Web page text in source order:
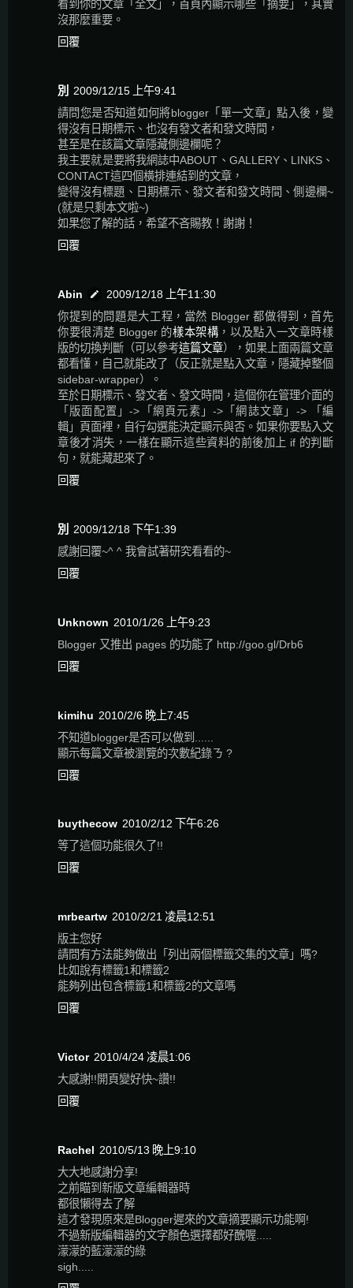
看到你的文章「全文」，首頁內顯示哪些「摘要」，其實
沒那麼重要。
回覆
別
2009/12/15 上午9:41
請問您是否知道如何將blogger「單一文章」點入後，變
得沒有日期標示、也沒有發文者和發文時間，
甚至是在該篇文章隱藏側邊欄呢？
我主要就是要將我網誌中ABOUT、GALLERY、LINKS、
CONTACT這四個橫排連結到的文章，
變得沒有標題、日期標示、發文者和發文時間、側邊欄~
(就是只剩本文啦~)
如果您了解的話，希望不吝賜教！謝謝！
回覆
Abin
2009/12/18 上午11:30
你提到的問題是大工程，當然 Blogger 都做得到，首先
你要很清楚 Blogger 的樣本架構 ，以及點入一文章時樣
版的切換判斷（可以參考這篇文章），如果上面兩篇文章
都看懂，自己就能改了（反正就是點入文章，隱藏掉整個
sidebar-wrapper）。
至於日期標示、發文者、發文時間，這個你在管理介面的
「版面配置」->「網頁元素」->「網誌文章」-> 「編
輯」頁面裡，自行勾選能決定顯示與否。如果你要點入文
章後才消失，一樣在顯示這些資料的前後加上 if 的判斷
句，就能藏起來了。
回覆
別
2009/12/18 下午1:39
感謝回覆~^ ^ 我會試著研究看看的~
回覆
Unknown 2010/1/26 上午9:23
Blogger 又推出 pages 的功能了 http://goo.gl/Drb6
回覆
kimihu 2010/2/6 晚上7:45
不知道blogger是否可以做到......
顯示每篇文章被瀏覽的次數紀錄ㄋ ?
回覆
buythecow 2010/2/12 下午6:26
等了這個功能很久了!!
回覆
mrbeartw 2010/2/21 凌晨12:51
版主您好
請問有方法能夠做出「列出兩個標籤交集的文章」嗎?
比如說有標籤1和標籤2
能夠列出包含標籤1和標籤2的文章嗎
回覆
Victor 2010/4/24 凌晨1:06
大感謝!!開頁變好快~讚!!
回覆
Rachel 2010/5/13 晚上9:10
大大地感謝分享!
之前瞄到新版文章編輯器時
都很懶得去了解
這才發現原來是Blogger遲來的文章摘要顯示功能啊!
不過新版編輯器的文字顏色選擇都好醜喔.....
濛濛的藍濛濛的綠
sigh.....